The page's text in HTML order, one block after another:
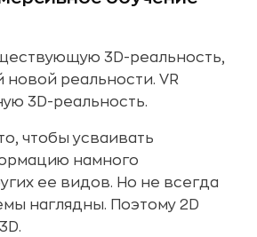
3D-реальность,
новой реальности. VR
3D-реальность.
чтобы усваивать
намного
ее видов. Но не всегда
наглядны. Поэтому 2D